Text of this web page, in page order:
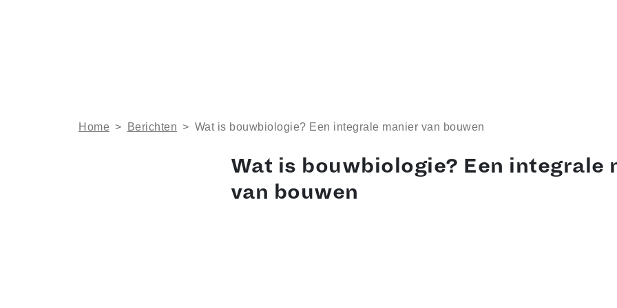
Home > Berichten > Wat is bouwbiologie? Een integrale manier van bouwen
Wat is bouwbiologie? Een integrale
van bouwen